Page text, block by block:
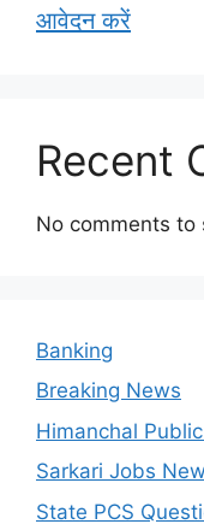
आवेदन करें
Recent
No comments to
Banking
Breaking News
Himanchal
Sarkari Jobs
State PCS